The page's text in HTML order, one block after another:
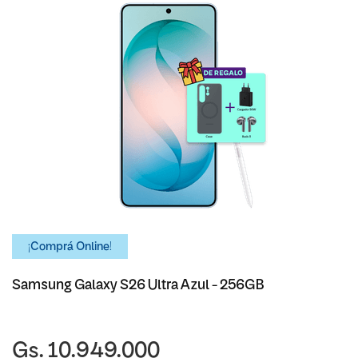
¡Comprá Online!
Samsung Galaxy S26 Ultra Azul - 256GB
Gs. 10.949.000